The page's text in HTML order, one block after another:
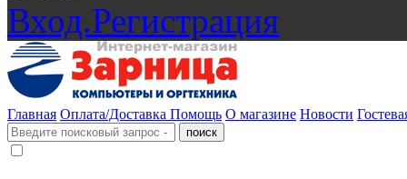
Вход.Регистрация
Главная Оплата/Доставка Помощь О магазине Новости